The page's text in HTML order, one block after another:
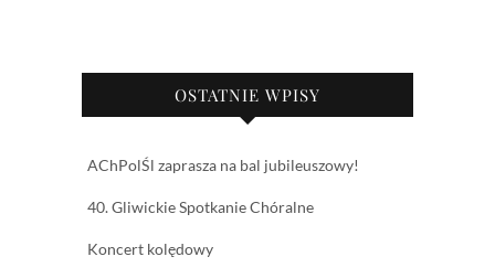
OSTATNIE WPISY
AChPolŚl zaprasza na bal jubileuszowy!
40. Gliwickie Spotkanie Chóralne
Koncert kolędowy